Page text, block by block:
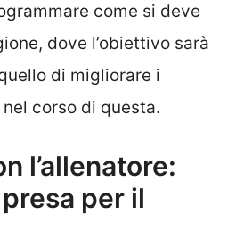
come si deve
dove l’obiettivo sarà
di migliorare i
corso di questa.
l’allenatore:
per il